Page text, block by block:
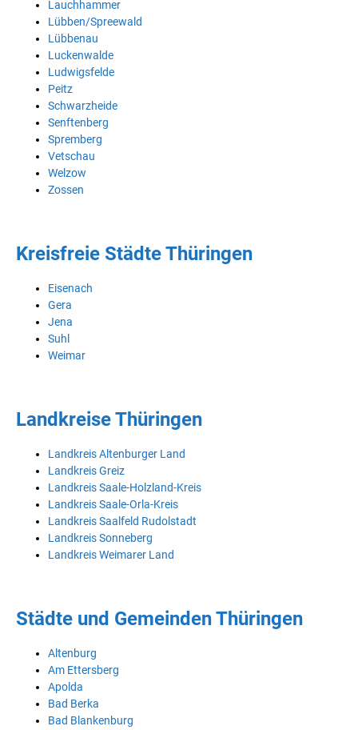
Lauchhammer
Lübben/Spreewald
Lübbenau
Luckenwalde
Ludwigsfelde
Peitz
Schwarzheide
Senftenberg
Spremberg
Vetschau
Welzow
Zossen
Kreisfreie Städte Thüringen
Eisenach
Gera
Jena
Suhl
Weimar
Landkreise Thüringen
Landkreis Altenburger Land
Landkreis Greiz
Landkreis Saale-Holzland-Kreis
Landkreis Saale-Orla-Kreis
Landkreis Saalfeld Rudolstadt
Landkreis Sonneberg
Landkreis Weimarer Land
Städte und Gemeinden Thüringen
Altenburg
Am Ettersberg
Apolda
Bad Berka
Bad Blankenburg